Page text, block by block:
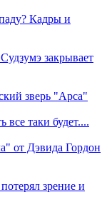
Кадры и
закрывает
зверь "Арса"
таки будет....
от Дэвида Гордон
зрение и